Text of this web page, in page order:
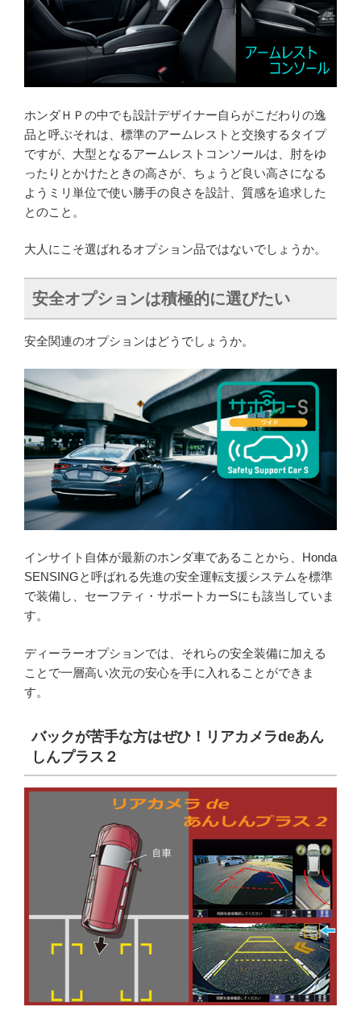
ホンダＨＰの中でも設計デザイナー自らがこだわりの逸
品と呼ぶそれは、標準のアームレストと交換するタイプ
ですが、大型となるアームレストコンソールは、肘をゆ
ったりとかけたときの高さが、ちょうど良い高さになる
ようミリ単位で使い勝手の良さを設計、質感を追求した
とのこと。
大人にこそ選ばれるオプション品ではないでしょうか。
安全オプションは積極的に選びたい
安全関連のオプションはどうでしょうか。
インサイト自体が最新のホンダ車であることから、Honda
SENSINGと呼ばれる先進の安全運転支援システムを標準
で装備し、セーフティ・サポートカーSにも該当していま
す。
ディーラーオプションでは、それらの安全装備に加える
ことで一層高い次元の安心を手に入れることができま
す。
バックが苦手な方はぜひ！リアカメラdeあん
しんプラス２